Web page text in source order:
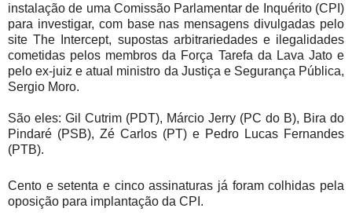
instalação de uma Comissão Parlamentar de Inquérito (CPI)
para investigar, com base nas mensagens divulgadas pelo
site The Intercept, supostas arbitrariedades e ilegalidades
cometidas pelos membros da Força Tarefa da Lava Jato e
pelo ex-juiz e atual ministro da Justiça e Segurança Pública,
Sergio Moro.
São eles: Gil Cutrim (PDT), Márcio Jerry (PC do B), Bira do
Pindaré (PSB), Zé Carlos (PT) e Pedro Lucas Fernandes
(PTB).
Cento e setenta e cinco assinaturas já foram colhidas pela
oposição para implantação da CPI.